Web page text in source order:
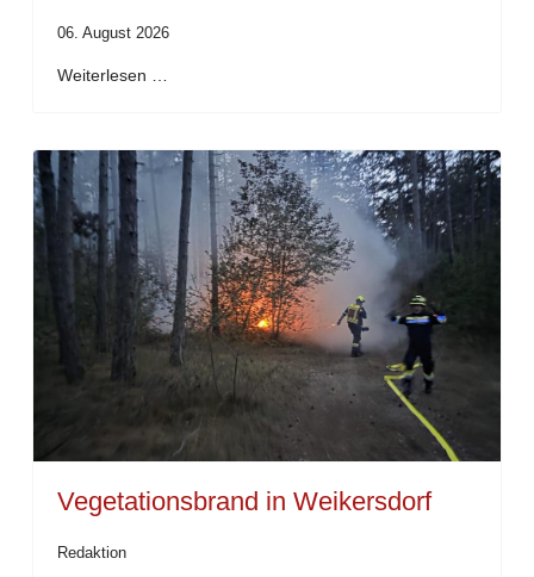
06. August 2026
Weiterlesen …
Vegetationsbrand in Weikersdorf
Redaktion